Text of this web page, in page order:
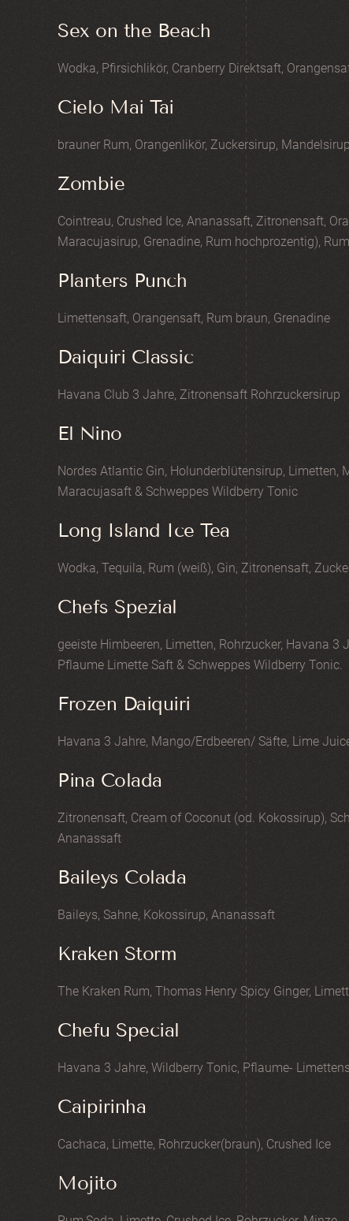
Sex on the Beach
Wodka, Pfirsichlikör, Cranberry Direktsaft,
Cielo Mai Tai
brauner Rum, Orangenlikör, Zuckersirup,
Zombie
Cointreau, Crushed Ice, Ananassaft, Zitronensaft,
Maracujasirup, Grenadine, Rum hochprozentig),
Planters Punch
Limettensaft, Orangensaft, Rum braun, Grenadine
Daiquiri Classic
Havana Club 3 Jahre, Zitronensaft Rohrzuckersirup
El Nino
Nordes Atlantic Gin, Holunderblütensirup, Limetten,
Maracujasaft & Schweppes Wildberry Tonic
Long Island Ice Tea
Wodka, Tequila, Rum (weiß), Gin, Zitronensaft,
Chefs Spezial
geeiste Himbeeren, Limetten, Rohrzucker, Havana 3
Pflaume Limette Saft & Schweppes Wildberry Tonic.
Frozen Daiquiri
Havana 3 Jahre, Mango/Erdbeeren/ Säfte, Lime
Pina Colada
Zitronensaft, Cream of Coconut (od. Kokossirup),
Ananassaft
Baileys Colada
Baileys, Sahne, Kokossirup, Ananassaft
Kraken Storm
The Kraken Rum, Thomas Henry Spicy Ginger,
Chefu Special
Havana 3 Jahre, Wildberry Tonic, Pflaume-
Caipirinha
Cachaca, Limette, Rohrzucker(braun), Crushed Ice
Mojito